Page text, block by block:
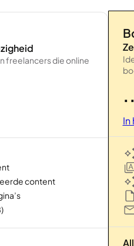
freelancers die online
content
In